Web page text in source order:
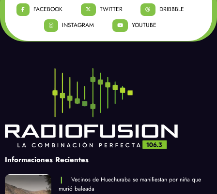
FACEBOOK TWITTER
DRIBBBLE
INSTAGRAM
YOUTUBE
Informaciones Recientes
Vecinos de Huechuraba se manifiestan por niña que
murió baleada